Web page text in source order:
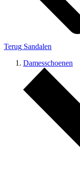
Terug Sandalen
Damesschoenen